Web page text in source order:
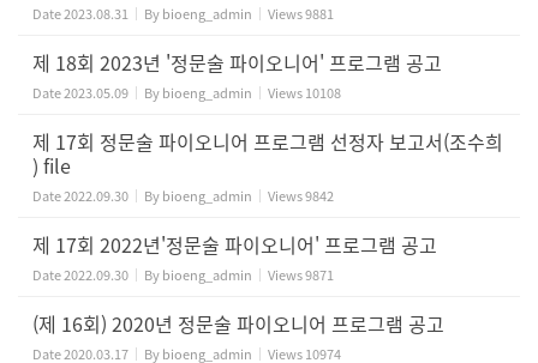
Date2023.08.31 Bybioeng_admin Views9881
제 18회 2023년 '정문술 파이오니어' 프로그램 공고
Date2023.05.09 Bybioeng_admin Views10108
제 17회 정문술 파이오니어 프로그램 선정자 보고서(조수희
) file
Date2022.09.30 Bybioeng_admin Views9842
제 17회 2022년'정문술 파이오니어' 프로그램 공고
Date2022.09.30 Bybioeng_admin Views9871
(제 16회) 2020년 정문술 파이오니어 프로그램 공고
Date2020.03.17 Bybioeng_admin Views10974